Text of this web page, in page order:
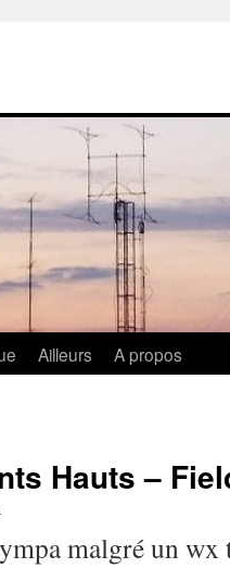
Ailleurs A propos
Hauts –
malgré un wx